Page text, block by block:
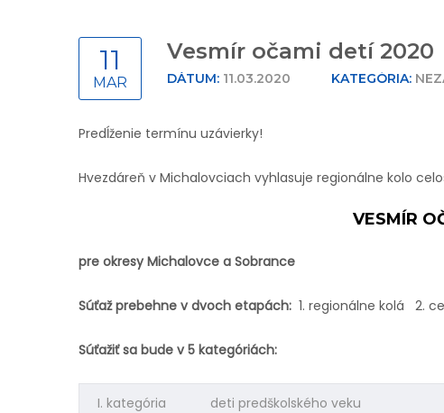
11
MAR
Vesmír očami detí 2020
DÁTUM: 11.03.2020 KATEGÓRIA:
Predĺženie termínu uzávierky!
Hvezdáreň v Michalovciach vyhlasuje regionálne kolo
VESMÍR
pre okresy Michalovce a Sobrance
Súťaž prebehne v dvoch etapách: 1. regionálne kolá 2.
Súťažiť sa bude v 5 kategóriách:
I. kategória deti predškolského veku